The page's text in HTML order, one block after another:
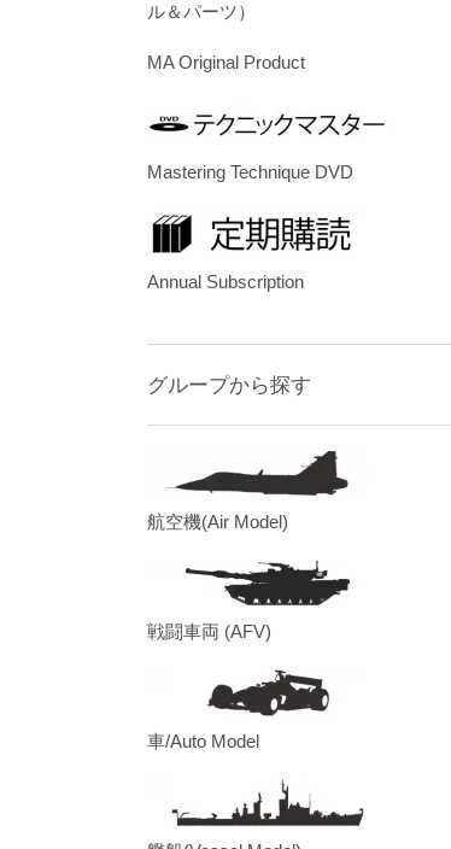
ル＆パーツ）
MA Original Product
Mastering Technique DVD
Annual Subscription
グループから探す
航空機(Air Model)
戦闘車両 (AFV)
車/Auto Model